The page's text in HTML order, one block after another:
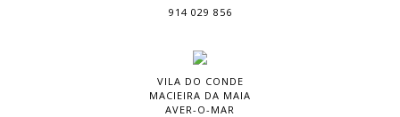
914 029 856
VILA DO CONDE
MACIEIRA DA MAIA
AVER-O-MAR